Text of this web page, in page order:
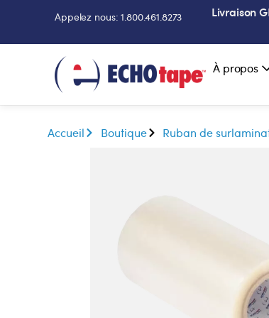
Appelez nous: 1.800.461.8273
Livraison
À propos
Accueil Boutique Ruban de